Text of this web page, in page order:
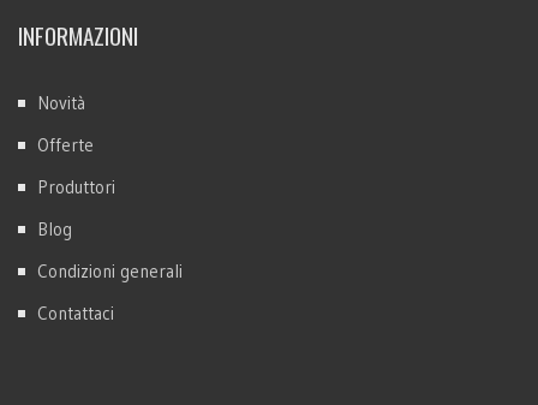
INFORMAZIONI
Novità
Offerte
Produttori
Blog
Condizioni generali
Contattaci